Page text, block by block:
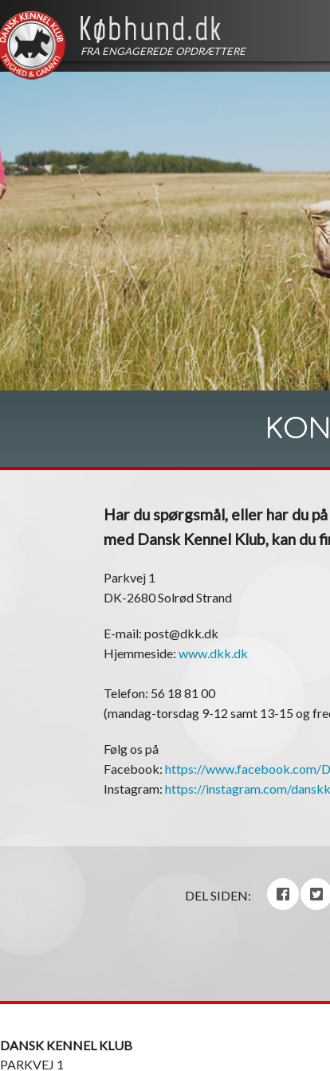
FRA ENGAGEREDE OPDRÆTTERE
Har du spørgsmål, eller har du
med Dansk Kennel Klub, kan du
Parkvej 1
DK-2680 Solrød Strand
E-mail: post@dkk.dk
Hjemmeside: www.dkk.dk
Telefon: 56 18 81 00
(mandag-torsdag 9-12 samt 13-15 og
Følg os på
Facebook: https://www.facebook.com/
Instagram: https://instagram.com/
DEL SIDEN:
DANSK KENNEL KLUB
PARKVEJ 1